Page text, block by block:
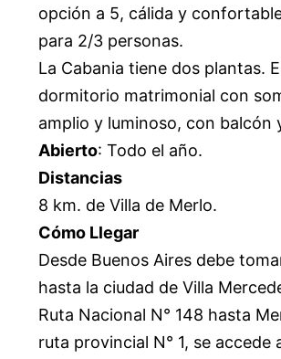
opción a 5, cálida y
para 2/3 personas.
La Cabania tiene dos plantas.
dormitorio matrimonial con
amplio y luminoso, con balcón
Abierto: Todo el año.
Distancias
8 km. de Villa de Merlo.
Cómo Llegar
Desde Buenos Aires debe
hasta la ciudad de Villa
Ruta Nacional N° 148 hasta
ruta provincial N° 1, se